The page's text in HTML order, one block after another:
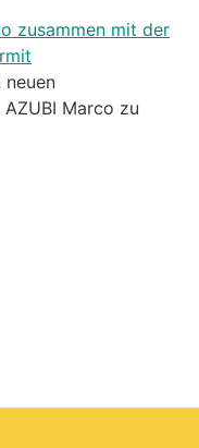
Marco zu